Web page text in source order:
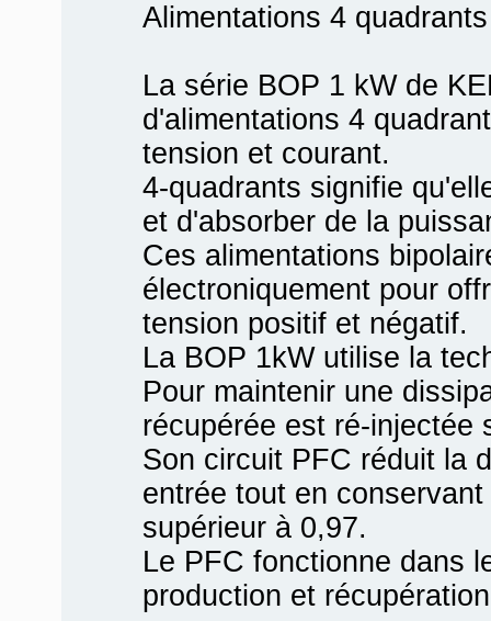
Alimentations 4
La série BOP 1 kW de
d'alimentations 4
tension et courant.
4-quadrants signifie
et d'absorber de la
Ces alimentations
électroniquement pour
tension positif et négatif.
La BOP 1kW utilise la
Pour maintenir une
récupérée est ré-injectée
Son circuit PFC réduit la
entrée tout en
supérieur à 0,97.
Le PFC fonctionne dans
production et